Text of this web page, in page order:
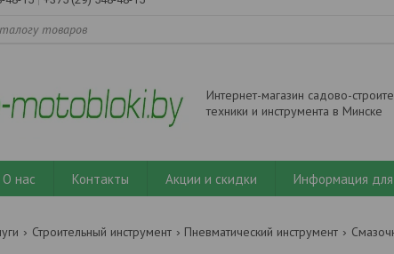
Интернет-магазин садово-
техники и инструмента в Минске
О нас Контакты Акции и скидки Информация для
Строительный инструмент Пневматический инструмент